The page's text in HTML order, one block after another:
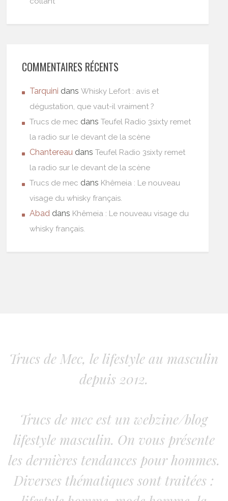
COMMENTAIRES RÉCENTS
Tarquini dansWhisky Lefort : avis et
dégustation, que vaut-il vraiment ?
Trucs de mec dansTeufel Radio 3sixty remet
la radio sur le devant de la scène
Chantereau dansTeufel Radio 3sixty remet
la radio sur le devant de la scène
Trucs de mec dans Khêmeia : Le nouveau
visage du whisky français.
Abad dans Khêmeia : Le nouveau visage du
whisky français.
Trucs de Mec, le lifestyle au masculin
depuis 2012.
Trucs de mec est un webzine/blog
lifestyle masculin. On vous présente
les dernières tendances pour hommes.
Diverses thématiques sont traitées :